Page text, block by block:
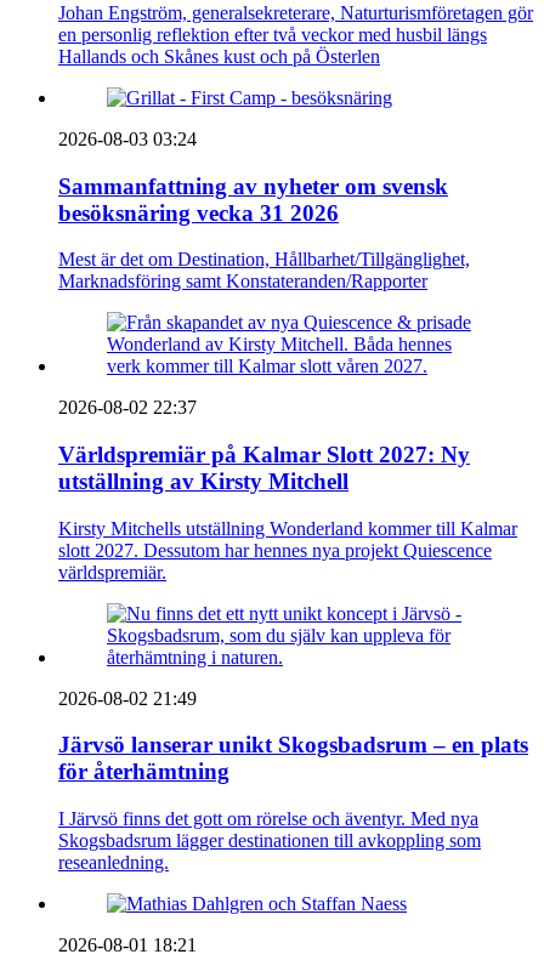
Johan Engström, generalsekreterare, Naturturismföretagen gör
en personlig reflektion efter två veckor med husbil längs
Hallands och Skånes kust och på Österlen
2026-08-03 03:24
Sammanfattning av nyheter om svensk
besöksnäring vecka 31 2026
Mest är det om Destination, Hållbarhet/Tillgänglighet,
Marknadsföring samt Konstateranden/Rapporter
2026-08-02 22:37
Världspremiär på Kalmar Slott 2027: Ny
utställning av Kirsty Mitchell
Kirsty Mitchells utställning Wonderland kommer till Kalmar
slott 2027. Dessutom har hennes nya projekt Quiescence
världspremiär.
2026-08-02 21:49
Järvsö lanserar unikt Skogsbadsrum – en plats
för återhämtning
I Järvsö finns det gott om rörelse och äventyr. Med nya
Skogsbadsrum lägger destinationen till avkoppling som
reseanledning.
2026-08-01 18:21